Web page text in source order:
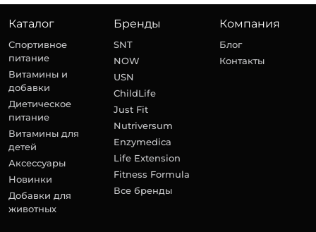
Каталог
Спортивное
питание
Витамины и
добавки
Диетическое
питание
Витамины для
детей
Аксессуары
Новинки
Добавки для
животных
Бренды
SNT
NOW
USN
ChildLife
Just Fit
Nutriversum
Enzymedica
Life Extension
Fitness Formula
Все бренды
Компания
Блог
Контакты